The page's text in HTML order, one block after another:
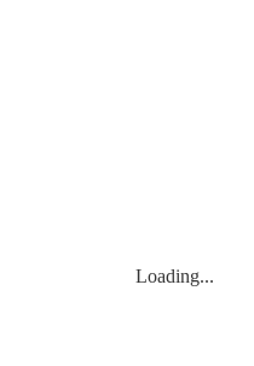
Loading...